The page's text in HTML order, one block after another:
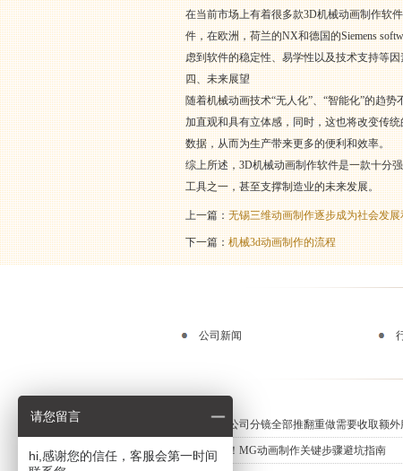
在当前市场上有着很多款3D机械动画制作软
件，在欧洲，荷兰的NX和德国的Siemens
虑到软件的稳定性、易学性以及技术支持等因
四、未来展望
随着机械动画技术“无人化”、“智能化”的趋
加直观和具有立体感，同时，这也将改变传
数据，从而为生产带来更多的便利和效率。
综上所述，3D机械动画制作软件是一款十分
工具之一，甚至支撑制造业的未来发展。
上一篇：无锡三维动画制作逐步成为社会发
下一篇：机械3d动画制作的流程
公司新闻
动画制作公司分镜全部推翻重做需要收取额外
新手必知！MG动画制作关键步骤避坑指南
请您留言
hi,感谢您的信任，客服会第一时间